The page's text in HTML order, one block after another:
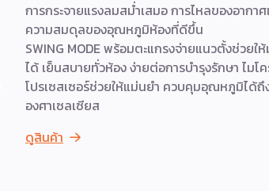
การกระจายแรงลมสม่ำเสมอ การไหลของอากาศ
ความสมดุลของอุณหภูมิห้องที่ดีขึ้น
SWING MODE พร้อมตะแกรงจ่ายแนวตั้งช่วยใ
ได้ เย็นสบายทั่วห้อง ง่ายต่อการบำรุงรักษา ไมโ
โปรเซสเซอร์ช่วยให้แม่นยำ ควบคุมอุณหภูมิได้ถึ
องศาเซลเซียส
ดูสินค้า